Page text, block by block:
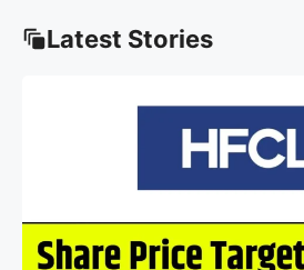
Latest Stories